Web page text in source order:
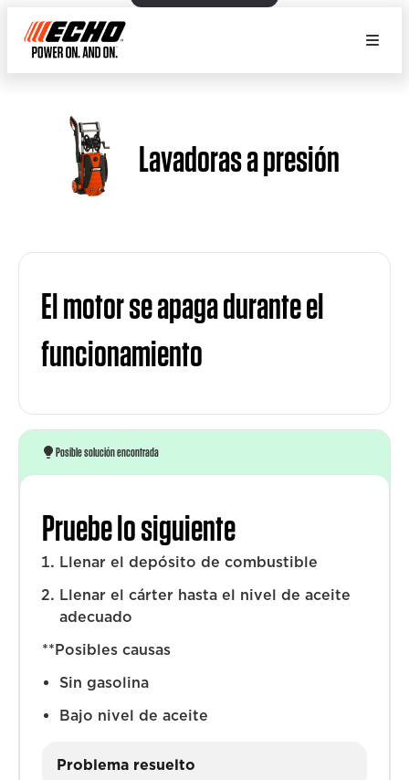
Lavadoras a presión
El motor se apaga durante el
funcionamiento
Posible solución encontrada
Pruebe lo siguiente
Llenar el depósito de combustible
Llenar el cárter hasta el nivel de aceite
adecuado
**Posibles causas
Sin gasolina
Bajo nivel de aceite
Problema resuelto